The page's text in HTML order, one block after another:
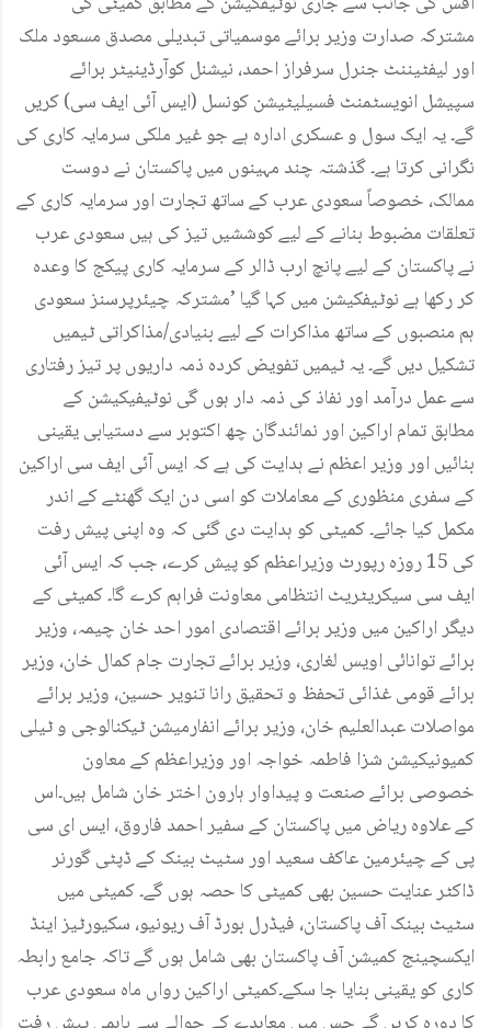
مشترکہ صدارت وزیر برائے موسمیاتی تبدیلی مصدق مسعود ملک
اور لیفٹیننٹ جنرل سرفراز احمد، نیشنل کوآرڈینیٹر برائے
سپیشل انویسٹمنٹ فسیلیٹیشن کونسل (ایس آئی ایف سی) کریں
گے۔ یہ ایک سول و عسکری ادارہ ہے جو غیر ملکی سرمایہ کاری کی
نگرانی کرتا ہے۔ گذشتہ چند مہینوں میں پاکستان نے دوست
ممالک، خصوصاً سعودی عرب کے ساتھ تجارت اور سرمایہ کاری کے
تعلقات مضبوط بنانے کے لیے کوششیں تیز کی ہیں سعودی عرب
نے پاکستان کے لیے پانچ ارب ڈالر کے سرمایہ کاری پیکج کا وعدہ
کر رکھا ہے نوٹیفکیشن میں کہا گیا ’مشترکہ چیئرپرسنز سعودی
ہم منصبوں کے ساتھ مذاکرات کے لیے بنیادی/مذاکراتی ٹیمیں
تشکیل دیں گے۔ یہ ٹیمیں تفویض کردہ ذمہ داریوں پر تیز رفتاری
سے عمل درآمد اور نفاذ کی ذمہ دار ہوں گی نوٹیفیکیشن کے
مطابق تمام اراکین اور نمائندگان چھ اکتوبر سے دستیابی یقینی
بنائیں اور وزیر اعظم نے ہدایت کی ہے کہ ایس آئی ایف سی اراکین
کے سفری منظوری کے معاملات کو اسی دن ایک گھنٹے کے اندر
مکمل کیا جائے۔ کمیٹی کو ہدایت دی گئی کہ وہ اپنی پیش رفت
کی 15 روزہ رپورٹ وزیراعظم کو پیش کرے، جب کہ ایس آئی
ایف سی سیکریٹریٹ انتظامی معاونت فراہم کرے گا۔ کمیٹی کے
دیگر اراکین میں وزیر برائے اقتصادی امور احد خان چیمہ، وزیر
برائے توانائی اویس لغاری، وزیر برائے تجارت جام کمال خان، وزیر
برائے قومی غذائی تحفظ و تحقیق رانا تنویر حسین، وزیر برائے
مواصلات عبدالعلیم خان، وزیر برائے انفارمیشن ٹیکنالوجی و ٹیلی
کمیونیکیشن شزا فاطمہ خواجہ اور وزیراعظم کے معاون
خصوصی برائے صنعت و پیداوار ہارون اختر خان شامل ہیں۔اس
کے علاوہ ریاض میں پاکستان کے سفیر احمد فاروق، ایس ای سی
پی کے چیئرمین عاکف سعید اور سٹیٹ بینک کے ڈپٹی گورنر
ڈاکٹر عنایت حسین بھی کمیٹی کا حصہ ہوں گے۔ کمیٹی میں
سٹیٹ بینک آف پاکستان، فیڈرل بورڈ آف ریونیو، سکیورٹیز اینڈ
ایکسچینج کمیشن آف پاکستان بھی شامل ہوں گے تاکہ جامع رابطہ
کاری کو یقینی بنایا جا سکے۔کمیٹی اراکین رواں ماہ سعودی عرب